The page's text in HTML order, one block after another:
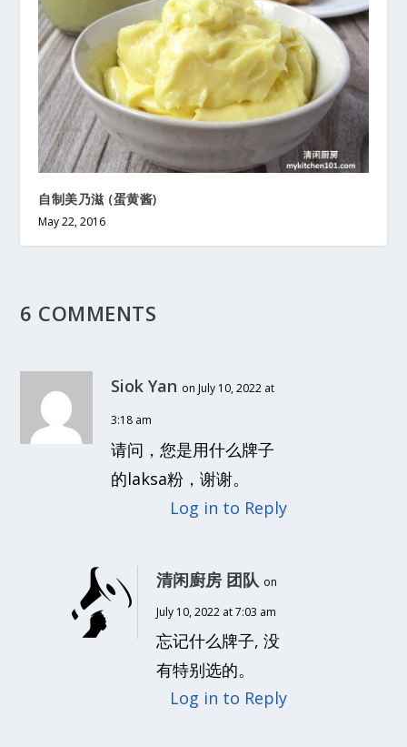
自制美乃滋 (蛋黄酱)
May 22, 2016
6 COMMENTS
Siok Yan on July 10, 2022 at
3:18 am
请问，您是用什么牌子
的laksa粉，谢谢。
Log in to Reply
清闲廚房 团队 on
July 10, 2022 at 7:03 am
忘记什么牌子, 没
有特别选的。
Log in to Reply